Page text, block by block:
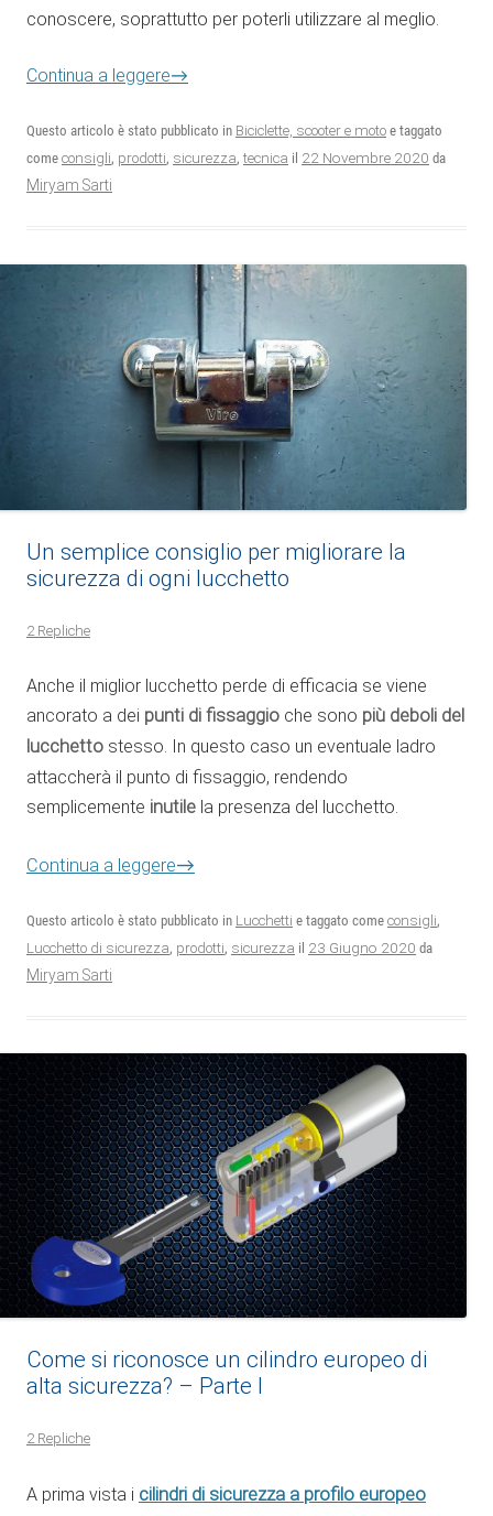
conoscere, soprattutto per poterli utilizzare al meglio.
Continua a leggere→
Questo articolo è stato pubblicato in Biciclette, scooter e moto e taggato
come consigli, prodotti, sicurezza, tecnica il 22 Novembre 2020 da
Miryam Sarti
Un semplice consiglio per migliorare la
sicurezza di ogni lucchetto
2 Repliche
Anche il miglior lucchetto perde di efficacia se viene
ancorato a dei punti di fissaggio che sono più deboli del
lucchetto stesso. In questo caso un eventuale ladro
attaccherà il punto di fissaggio, rendendo
semplicemente inutile la presenza del lucchetto.
Continua a leggere→
Questo articolo è stato pubblicato in Lucchetti e taggato come consigli,
Lucchetto di sicurezza, prodotti, sicurezza il 23 Giugno 2020 da
Miryam Sarti
Come si riconosce un cilindro europeo di
alta sicurezza? – Parte I
2 Repliche
A prima vista i cilindri di sicurezza a profilo europeo